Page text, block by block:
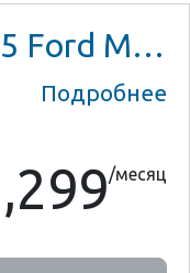
Ford Mustang
Подробнее
/месяц